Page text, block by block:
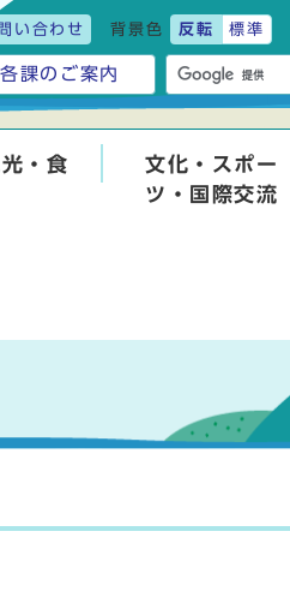
い合わせ 背景色 反転 標準
各課のご案内
・食
文化・スポー
ツ・国際交流